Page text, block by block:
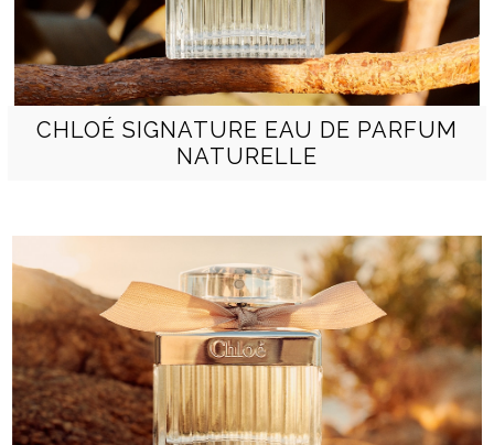
CHLOÉ SIGNATURE EAU DE PARFUM
NATURELLE